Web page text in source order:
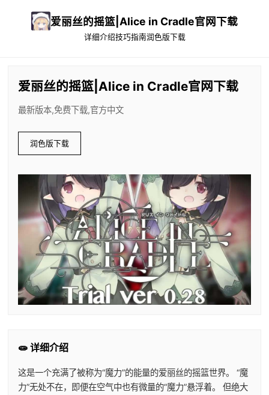
爱丽丝的摇篮|Alice in Cradle官网下载
详细介绍技巧指南润色版下载
爱丽丝的摇篮|Alice in Cradle官网下载
最新版本,免费下载,官方中文
润色版下载
🧫 详细介绍
这是一个充满了被称为“魔力”的能量的爱丽丝的摇篮世界。 “魔
力”无处不在，即便在空气中也有微量的“魔力”悬浮着。 但绝大